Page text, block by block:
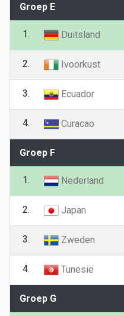
Groep E
1. Duitsland
2. Ivoorkust
3. Ecuador
4. Curacao
Groep F
1. Nederland
2. Japan
3. Zweden
4. Tunesië
Groep G